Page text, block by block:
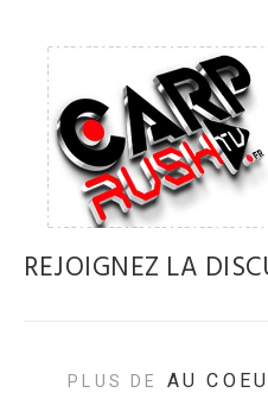
REJOIGNEZ LA
PLUS DE AU